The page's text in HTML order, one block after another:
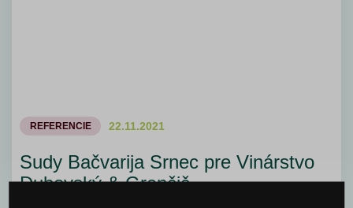
REFERENCIE 22.11.2021
Sudy Bačvarija Srnec pre Vinárstvo
Dubovský & Grančič